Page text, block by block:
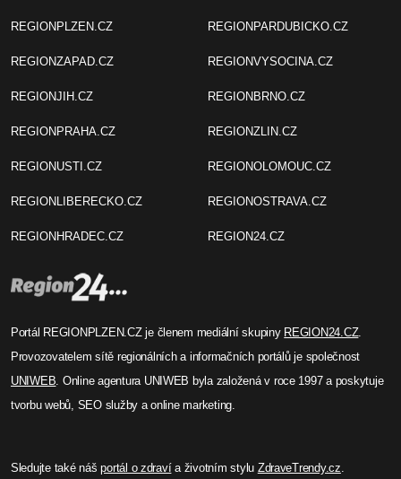
REGIONPLZEN.CZ
REGIONZAPAD.CZ
REGIONJIH.CZ
REGIONPRAHA.CZ
REGIONUSTI.CZ
REGIONLIBERECKO.CZ
REGIONHRADEC.CZ
REGIONPARDUBICKO.CZ
REGIONVYSOCINA.CZ
REGIONBRNO.CZ
REGIONZLIN.CZ
REGIONOLOMOUC.CZ
REGIONOSTRAVA.CZ
REGION24.CZ
Portál REGIONPLZEN.CZ je členem mediální skupiny REGION24.CZ.
Provozovatelem sítě regionálních a informačních portálů je společnost
UNIWEB. Online agentura UNIWEB byla založená v roce 1997 a poskytuje
tvorbu webů, SEO služby a online marketing.
Sledujte také nášportál o zdravía životním stylu ZdraveTrendy.cz.